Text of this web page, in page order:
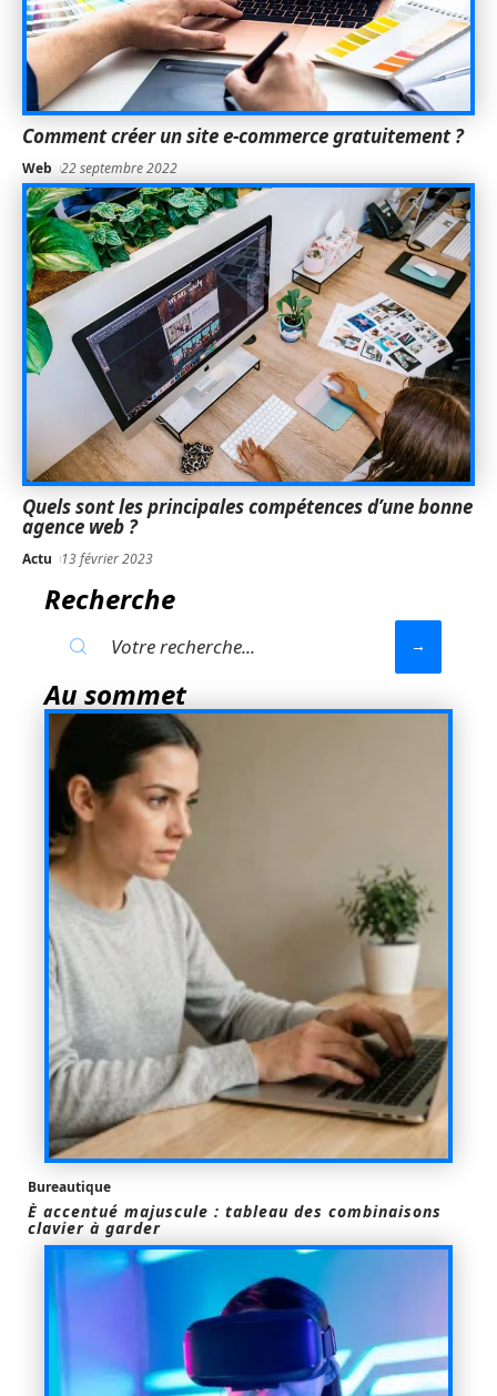
Comment créer un site e-commerce gratuitement ?
Web 22 septembre 2022
Quels sont les principales compétences d’une bonne
agence web ?
Actu 13 février 2023
Recherche
Au sommet
Bureautique
È accentué majuscule : tableau des combinaisons
clavier à garder